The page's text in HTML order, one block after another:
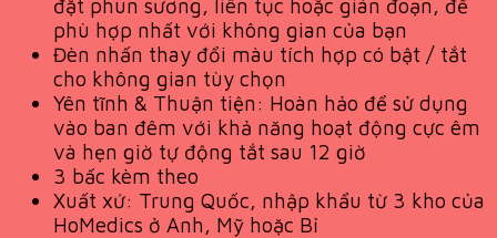
đặt phun sương, liên tục hoặc gián đoạn, để
phù hợp nhất với không gian của bạn
Đèn nhấn thay đổi màu tích hợp có bật / tắt
cho không gian tùy chọn
Yên tĩnh & Thuận tiện: Hoàn hảo để sử dụng
vào ban đêm với khả năng hoạt động cực êm
và hẹn giờ tự động tắt sau 12 giờ
3 bấc kèm theo
Xuất xứ: Trung Quốc, nhập khẩu từ 3 kho của
HoMedics ở Anh, Mỹ hoặc Bỉ